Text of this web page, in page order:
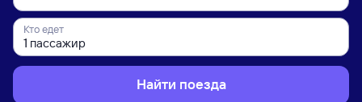
Кто едет
Найти поезда